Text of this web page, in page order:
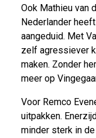
Ook Mathieu van
Nederlander
aangeduid. Met
zelf agressiever
maken. Zonder
meer op
Voor Remco
uitpakken.
minder sterk in